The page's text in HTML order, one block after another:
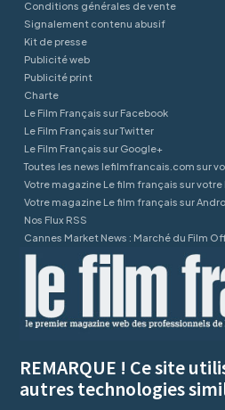
Conditions générales de vente
Signalement contenu abusif
Kit de presse
Publicité web
Publicité print
Charte
Le Film Français sur Facebook
Le Film Français sur Twitter
Le Film Français sur Google+
Toutes les news lefilmfrancais.com sur
Votre magazine Le film français sur
Votre magazine Le film français sur
Nos Flux RSS
Cannes Market News : Marché du Film
REMARQUE ! Ce site
autres technologies